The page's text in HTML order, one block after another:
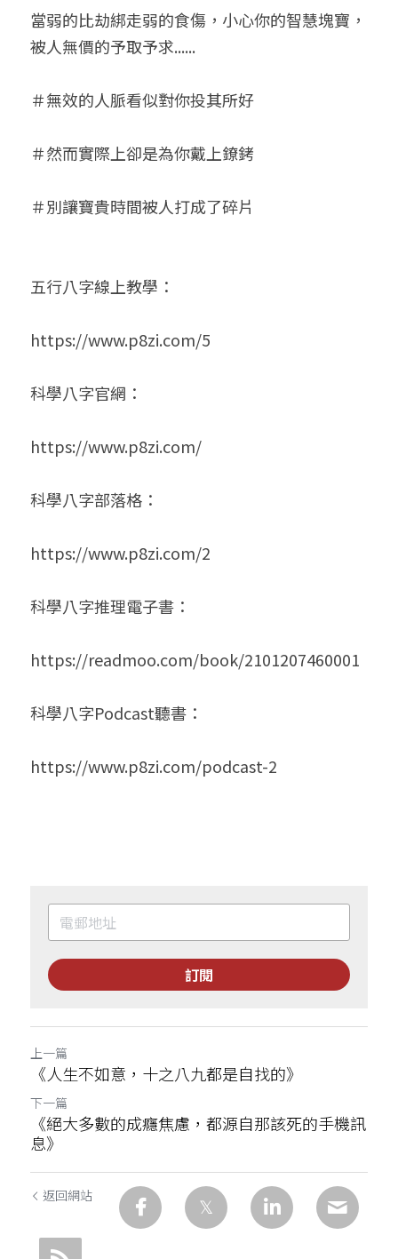
當弱的比劫綁走弱的食傷，小心你的智慧塊寶，
被人無價的予取予求......
＃無效的人脈看似對你投其所好
＃然而實際上卻是為你戴上鐐銬
＃別讓寶貴時間被人打成了碎片
五行八字線上教學：
https://www.p8zi.com/5
科學八字官網：
https://www.p8zi.com/
科學八字部落格：
https://www.p8zi.com/2
科學八字推理電子書：
https://readmoo.com/book/2101207460001
科學八字Podcast聽書：
https://www.p8zi.com/podcast-2
訂閱
上一篇
《人生不如意，十之八九都是自找的》
下一篇
《絕大多數的成癮焦慮，都源自那該死的手機訊
息》
返回網站